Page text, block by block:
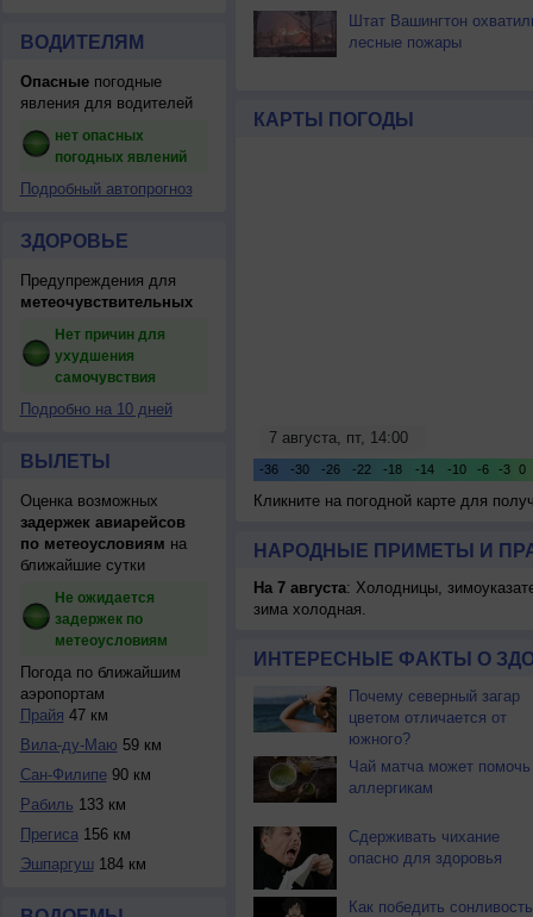
ВОДИТЕЛЯМ
Опасныепогодные
явления для водителей
нет опасных
погодных явлений
Подробный автопрогноз
ЗДОРОВЬЕ
Предупреждения для
метеочувствительных
Нет причин для
ухудшения
самочувствия
Подробно на 10 дней
ВЫЛЕТЫ
Оценка возможных
задержек авиарейсов
по метеоусловиям на
ближайшие сутки
Не ожидается
задержек по
метеоусловиям
Погода по ближайшим
аэропортам
Прайя 47 км
Вила-ду-Маю 59 км
Сан-Филипе90 км
Рабиль 133 км
Прегиса156 км
Эшпаргуш184 км
Штат Вашингтон
лесные пожары
КАРТЫ ПОГОДЫ
Кликните на погодной карте для
НАРОДНЫЕ ПРИМЕТЫ И
На 7 августа: Холодницы,
зима холодная.
ИНТЕРЕСНЫЕ ФАКТЫ О
Почему северный загар
цветом отличается от
южного?
Чай матча может помочь
аллергикам
Сдерживать чихание
опасно для здоровья
Как победить сонливость